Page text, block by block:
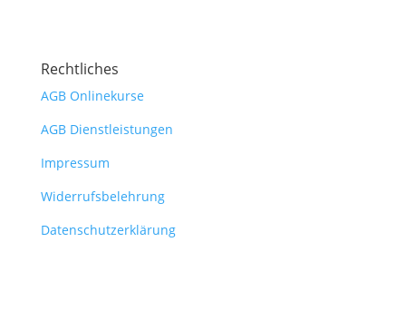
Rechtliches
AGB Onlinekurse
AGB Dienstleistungen
Impressum
Widerrufsbelehrung
Datenschutzerklärung